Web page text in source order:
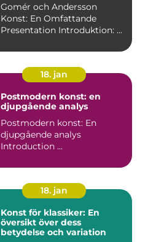
Gomér och Andersson
Konst: En Omfattande
Presentation Introduktion: ...
18. jan
Postmodern konst: en
djupgående analys
Postmodern konst: En
djupgående analys
Introduction ...
18. jan
Konst för klassiker: En
översikt över dess
betydelse och variation